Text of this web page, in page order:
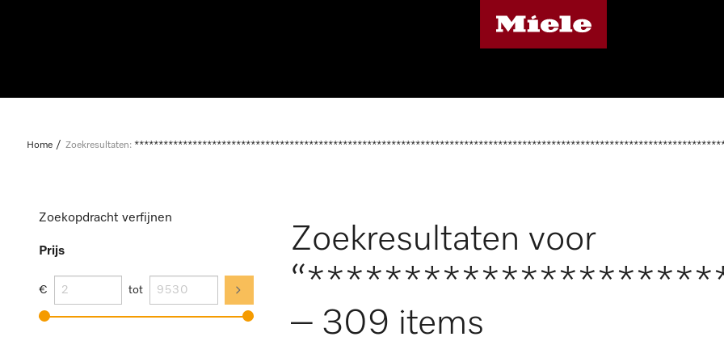
Home Zoekresultaten:
Zoekopdracht verfijnen
Prijs
€ tot
Zoekresultaten voor
– 309 items